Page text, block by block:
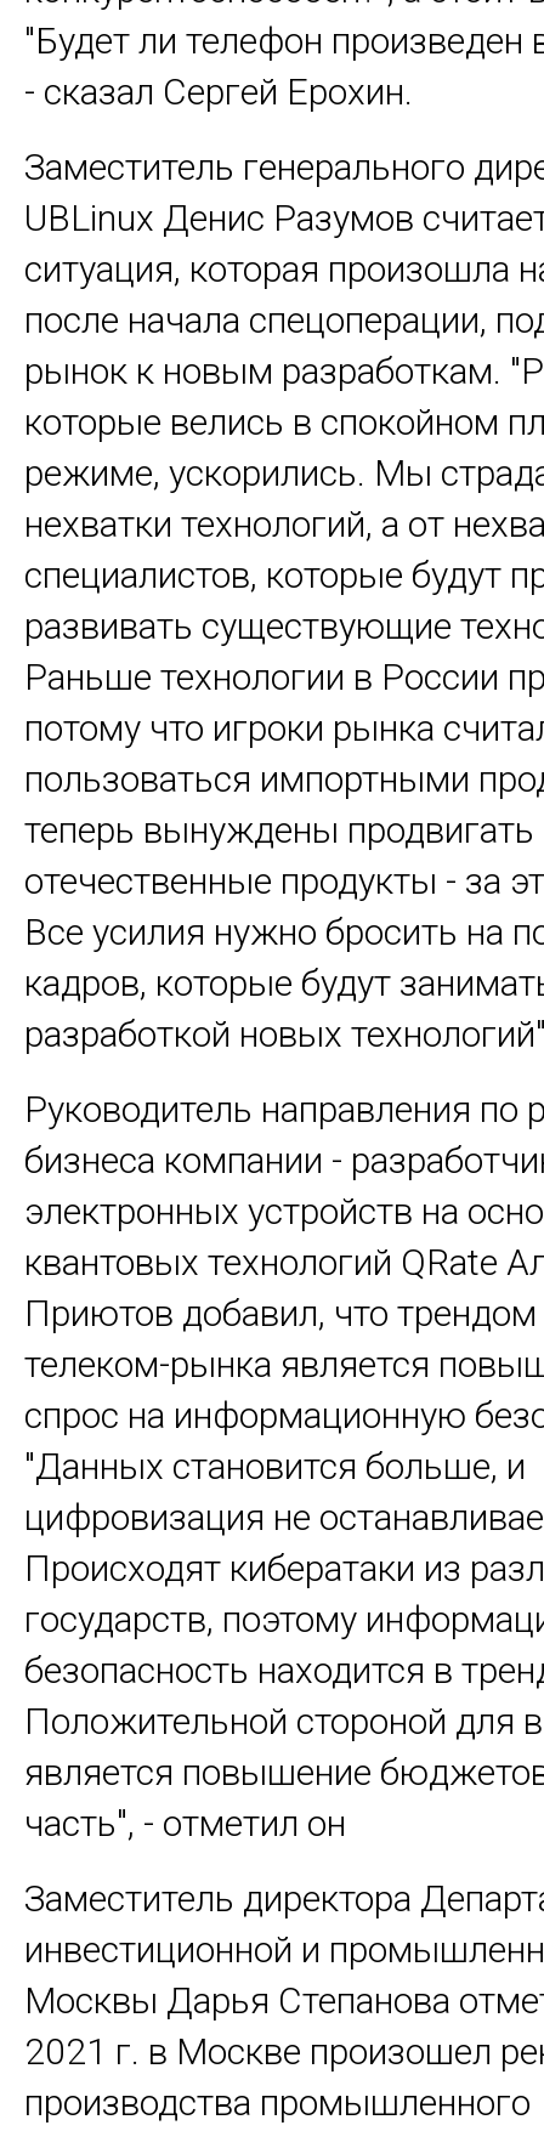
"Будет ли телефон произведен
- сказал Сергей Ерохин.
Заместитель генерального
UBLinux Денис Разумов
ситуация, которая произошла
после начала спецоперации,
рынок к новым разработкам.
которые велись в спокойном
режиме, ускорились. Мы
нехватки технологий, а от
специалистов, которые будут
развивать существующие
Раньше технологии в России
потому что игроки рынка
пользоваться импортными
теперь вынуждены продвигать
отечественные продукты - за
Все усилия нужно бросить на
кадров, которые будут
разработкой новых
Руководитель направления по
бизнеса компании -
электронных устройств на
квантовых технологий QRate
Приютов добавил, что трендом
телеком-рынка является
спрос на информационную
"Данных становится больше, и
цифровизация не
Происходят кибератаки из
государств, поэтому
безопасность находится в
Положительной стороной для
является повышение
часть", - отметил он
Заместитель директора
инвестиционной и
Москвы Дарья Степанова
2021 г. в Москве произошел
производства промышленного